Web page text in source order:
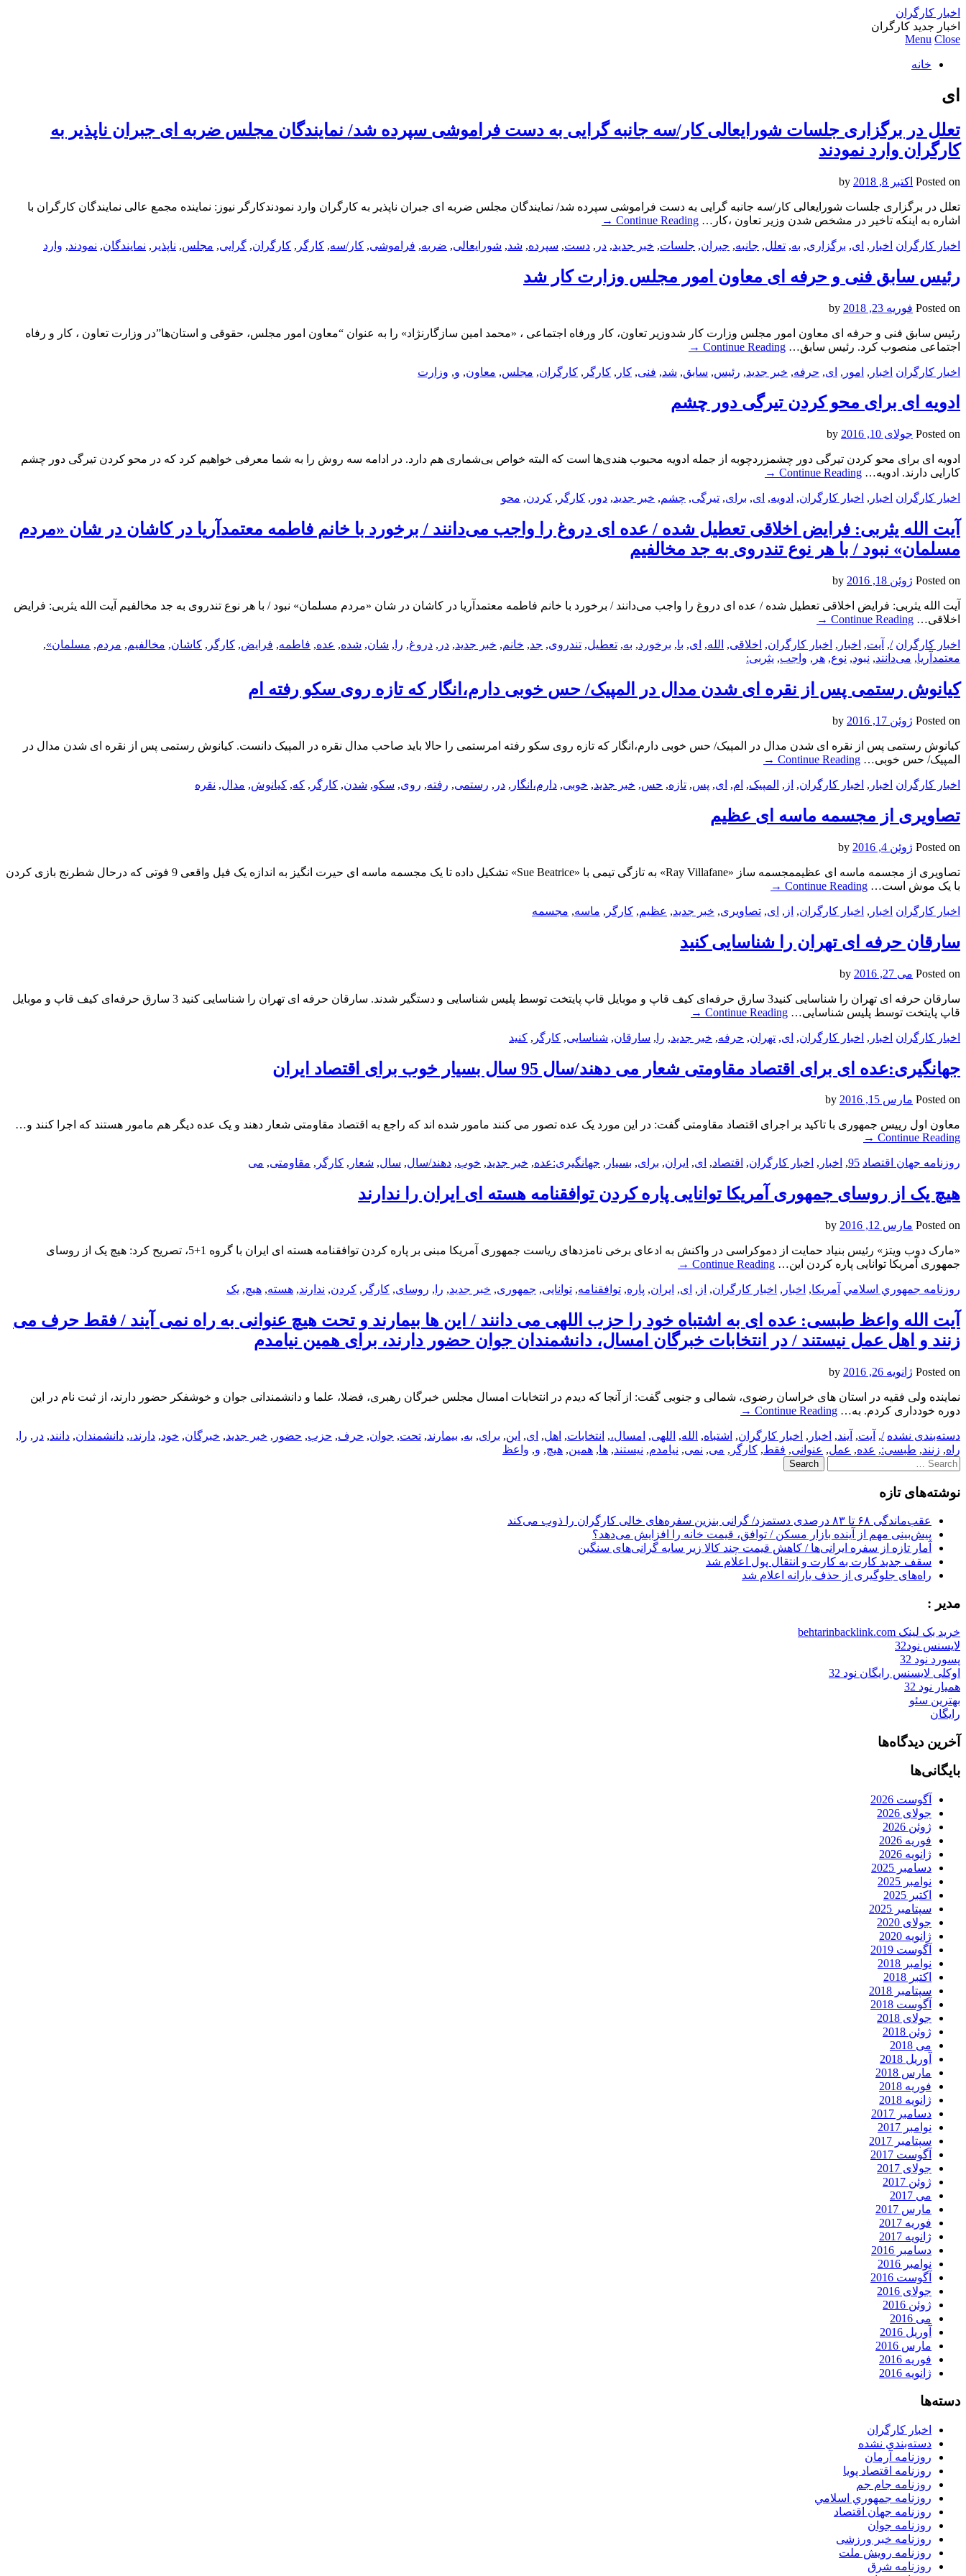
اخبار کارگران
اخبار جدید کارگران
Menu Close
خانه
ای
تعلل در برگزاری جلسات شورایعالی کار/سه جانبه گرایی به دست فراموشی سپرده شد/ نمایندگان مجلس ضربه ای جبران ناپذیر به
کارگران وارد نمودند
Posted on اکتبر 8, 2018
تعلل در برگزاری جلسات شورایعالی کار/سه جانبه گرایی به دست فراموشی سپرده شد/ نمایندگان مجلس ضربه ای جبران ناپذیر به کارگران وارد نمودندکارگر نیوز: نماینده مجمع عالی نمایندگان کارگران با
اشاره به اینکه تاخیر در مشخص شدن وزیر تعاون ،کار… Continue Reading
→
اخبار کارگران اخبار , ای, برگزاری, به, تعلل, جانبه, جبران, جلسات, خبر جدید, در , دست, سپرده, شد, شورایعالی, ضربه, فراموشی, کار/سه, کارگر , کارگران, گرایی, مجلس, ناپذیر , نمایندگان, نمودند, وارد
رئیس سابق فنی و حرفه ای معاون امور مجلس وزارت کار شد
Posted on فوریه 23, 2018
رئیس سابق فنی و حرفه ای معاون امور مجلس وزارت کار شدوزیر تعاون، کار ورفاه اجتماعی ، «محمد امین سازگارنژاد» را به عنوان “معاون امور مجلس، حقوقی و استان‌ها”در وزارت تعاون ، کار و رفاه
اجتماعی منصوب کرد. رئیس سابق… Continue Reading
→
اخبار کارگران اخبار , امور , ای, حرفه, خبر جدید, رئیس, سابق, شد, فنی, کار , کارگر , کارگران, مجلس, معاون, و, وزارت
ادویه ای برای محو کردن تیرگی دور چشم
Posted on جولای 10, 2016
ادویه ای برای محو کردن تیرگی دور چشمزردچوبه از جمله ادویه محبوب هندی‌ها است که البته خواص بی‌شماری هم دارد. در ادامه سه روش را به شما معرفی خواهیم کرد که در محو کردن تیرگی دور چشم
کارایی دارند. ادویه… Continue Reading
→
اخبار کارگران اخبار , اخبار کارگران, ادویه, ای, برای, تیرگی, چشم, خبر جدید, دور , کارگر , کردن, محو
آیت الله یثربی: فرایض اخلاقی تعطیل شده / عده ای دروغ را واجب می‌دانند / برخورد با خانم فاطمه معتمدآریا در کاشان در شان «مردم
مسلمان» نبود / با هر نوع تندروی به جد مخالفیم
Posted on ژوئن 18, 2016
آیت الله یثربی: فرایض اخلاقی تعطیل شده / عده ای دروغ را واجب می‌دانند / برخورد با خانم فاطمه معتمدآریا در کاشان در شان «مردم مسلمان» نبود / با هر نوع تندروی به جد مخالفیم آیت الله یثربی: فرایض
اخلاقی… Continue Reading
→
اخبار کارگران /
, آیت, اخبار , اخبار کارگران, اخلاقی, الله, ای, با, برخورد, به, تعطیل, تندروی, جد, خانم, خبر جدید, در , دروغ, را , شان, شده, عده, فاطمه, فرایض, کارگر , کاشان, مخالفیم, مردم, مسلمان»,
معتمدآریا, می‌دانند, نبود, نوع, هر , واجب, یثربی:
کیانوش رستمی پس از نقره ای شدن مدال در المپیک/ حس خوبی دارم،انگار که تازه روی سکو رفته ام
Posted on ژوئن 17, 2016
کیانوش رستمی پس از نقره ای شدن مدال در المپیک/ حس خوبی دارم،انگار که تازه روی سکو رفته امرستمی را حالا باید صاحب مدال نقره در المپیک دانست. کیانوش رستمی پس از نقره ای شدن مدال در
المپیک/ حس خوبی… Continue Reading
→
اخبار کارگران اخبار , اخبار کارگران, از , المپیک, ام, ای, پس, تازه, حس, خبر جدید, خوبی, دارم،انگار , در , رستمی, رفته, روی, سکو, شدن, کارگر , که, کیانوش, مدال, نقره
تصاویری از مجسمه ماسه ای عظیم
Posted on ژوئن 4, 2016
تصاویری از مجسمه ماسه ای عظیممجسمه ساز «Ray Villafane» به تازگی تیمی با «Sue Beatrice» تشکیل داده تا یک مجسمه ماسه ای حیرت انگیز به اندازه یک فیل واقعی 9 فوتی که درحال شطرنج بازی کردن
با یک موش است… Continue Reading
→
اخبار کارگران اخبار , اخبار کارگران, از , ای, تصاویری, خبر جدید, عظیم, کارگر , ماسه, مجسمه
سارقان حرفه ای تهران را شناسایی کنید
Posted on می 27, 2016
سارقان حرفه ای تهران را شناسایی کنید3 سارق حرفه‌ای کیف قاپ و موبایل قاپ پایتخت توسط پلیس شناسایی و دستگیر شدند. سارقان حرفه ای تهران را شناسایی کنید 3 سارق حرفه‌ای کیف قاپ و موبایل
قاپ پایتخت توسط پلیس شناسایی… Continue Reading
→
اخبار کارگران اخبار , اخبار کارگران, ای, تهران, حرفه, خبر جدید, را , سارقان, شناسایی, کارگر , کنید
جهانگیری:عده ای برای اقتصاد مقاومتی شعار می دهند/سال 95 سال بسیار خوب برای اقتصاد ایران
Posted on مارس 15, 2016
معاون اول رییس جمهوری با تاکید بر اجرای اقتصاد مقاومتی گفت: در این مورد یک عده تصور می کنند مامور شده اند که راجع به اقتصاد مقاومتی شعار دهند و یک عده دیگر هم مامور هستند که اجرا کنند و…
Continue Reading
→
روزنامه جهان اقتصاد 95
, اخبار , اخبار کارگران, اقتصاد, ای, ایران, برای, بسیار , جهانگیری:عده, خبر جدید, خوب, دهند/سال, سال, شعار , کارگر , مقاومتی, می
هیچ یک از روسای جمهوری آمریکا توانایی پاره کردن توافقنامه هسته ای ایران را ندارند
Posted on مارس 12, 2016
«مارک دوب ویتز» رئیس بنیاد حمایت از دموکراسی در واکنش به ادعای برخی نامزدهای ریاست جمهوری آمریکا مبنی بر پاره کردن توافقنامه هسته ای ایران با گروه 1+5، تصریح کرد: هیچ یک از روسای
جمهوری آمریکا توانایی پاره کردن این… Continue Reading
→
روزنامه جمهوري اسلامي آمریکا, اخبار , اخبار کارگران, از , ای, ایران, پاره, توافقنامه, توانایی, جمهوری, خبر جدید, را , روسای, کارگر , کردن, ندارند, هسته, هیچ, یک
آیت الله واعظ طبسی: عده ای به اشتباه خود را حزب اللهی می دانند / این ها بیمارند و تحت هیچ عنوانی به راه نمی آیند / فقط حرف می
زنند و اهل عمل نیستند / در انتخابات خبرگان امسال، دانشمندان جوان حضور دارند، برای همین نیامدم
Posted on ژانویه 26, 2016
نماینده ولی فقیه در استان های خراسان رضوی، شمالی و جنوبی گفت: از آنجا که دیدم در انتخابات امسال مجلس خبرگان رهبری، فضلا، علما و دانشمندانی جوان و خوشفکر حضور دارند، از ثبت نام در این
دوره خودداری کردم. به… Continue Reading
→
دسته‌بندی نشده /
, آیت, آیند, اخبار , اخبار کارگران, اشتباه, الله, اللهی, امسال،, انتخابات, اهل, ای, این, برای, به, بیمارند, تحت, جوان, حرف, حزب, حضور , خبر جدید, خبرگان, خود, دارند،, دانشمندان, دانند, در , را ,
راه, زنند, طبسی:, عده, عمل, عنوانی, فقط, کارگر , می, نمی, نیامدم, نیستند, ها, همین, هیچ, و, واعظ
Search
for:
نوشته‌های تازه
عقب‌ماندگی ۶۸ تا ۸۳ درصدی دستمزد/ گرانی بنزین سفره‌های خالی کارگران را ذوب می‌کند
پیش‌بینی مهم از آینده بازار مسکن / توافق، قیمت خانه را افزایش می‌دهد؟
آمار تازه از سفره ایرانی‌ها / کاهش قیمت چند کالا زیر سایه گرانی‌های سنگین
سقف جدید کارت به کارت و انتقال پول اعلام شد
راه‌های جلوگیری از حذف یارانه اعلام شد
مدیر :
خرید بک لینک behtarinbacklink.com
لایسنس نود32
پسورد نود 32
اوکلی لایسنس رایگان نود 32
همیار نود 32
بهترین سئو
رایگان
آخرین دیدگاه‌ها
بایگانی‌ها
آگوست 2026
جولای 2026
ژوئن 2026
فوریه 2026
ژانویه 2026
دسامبر 2025
نوامبر 2025
اکتبر 2025
سپتامبر 2025
جولای 2020
ژانویه 2020
آگوست 2019
نوامبر 2018
اکتبر 2018
سپتامبر 2018
آگوست 2018
جولای 2018
ژوئن 2018
می 2018
آوریل 2018
مارس 2018
فوریه 2018
ژانویه 2018
دسامبر 2017
نوامبر 2017
سپتامبر 2017
آگوست 2017
جولای 2017
ژوئن 2017
می 2017
مارس 2017
فوریه 2017
ژانویه 2017
دسامبر 2016
نوامبر 2016
آگوست 2016
جولای 2016
ژوئن 2016
می 2016
آوریل 2016
مارس 2016
فوریه 2016
ژانویه 2016
دسته‌ها
اخبار کارگران
دسته‌بندی نشده
روزنامه آرمان
روزنامه اقتصاد پویا
روزنامه جام جم
روزنامه جمهوري اسلامي
روزنامه جهان اقتصاد
روزنامه جوان
روزنامه خبر ورزشى
روزنامه رویش ملت
روزنامه شرق